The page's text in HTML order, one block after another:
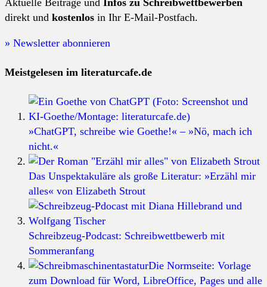
direkt und kostenlos in Ihr E-Mail-Postfach.
» Newsletter abonnieren
Meistgelesen im literaturcafe.de
»ChatGPT, schreibe wie Goethe!« – »Nö, mach ich
nicht.«
Das Unspektakuläre als große Literatur: »Erzähl mir
alles« von Elizabeth Strout
Schreibzeug-Podcast: Schreibwettbewerb mit
Sommeranfang
Die Normseite: Vorlage
zum Download für Word, LibreOffice, Pages und alle